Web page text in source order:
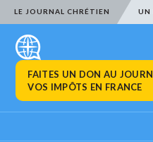
LE JOURNAL CHRÉTIEN UN
FAITES UN DON AU
VOS IMPÔTS EN FRANCE